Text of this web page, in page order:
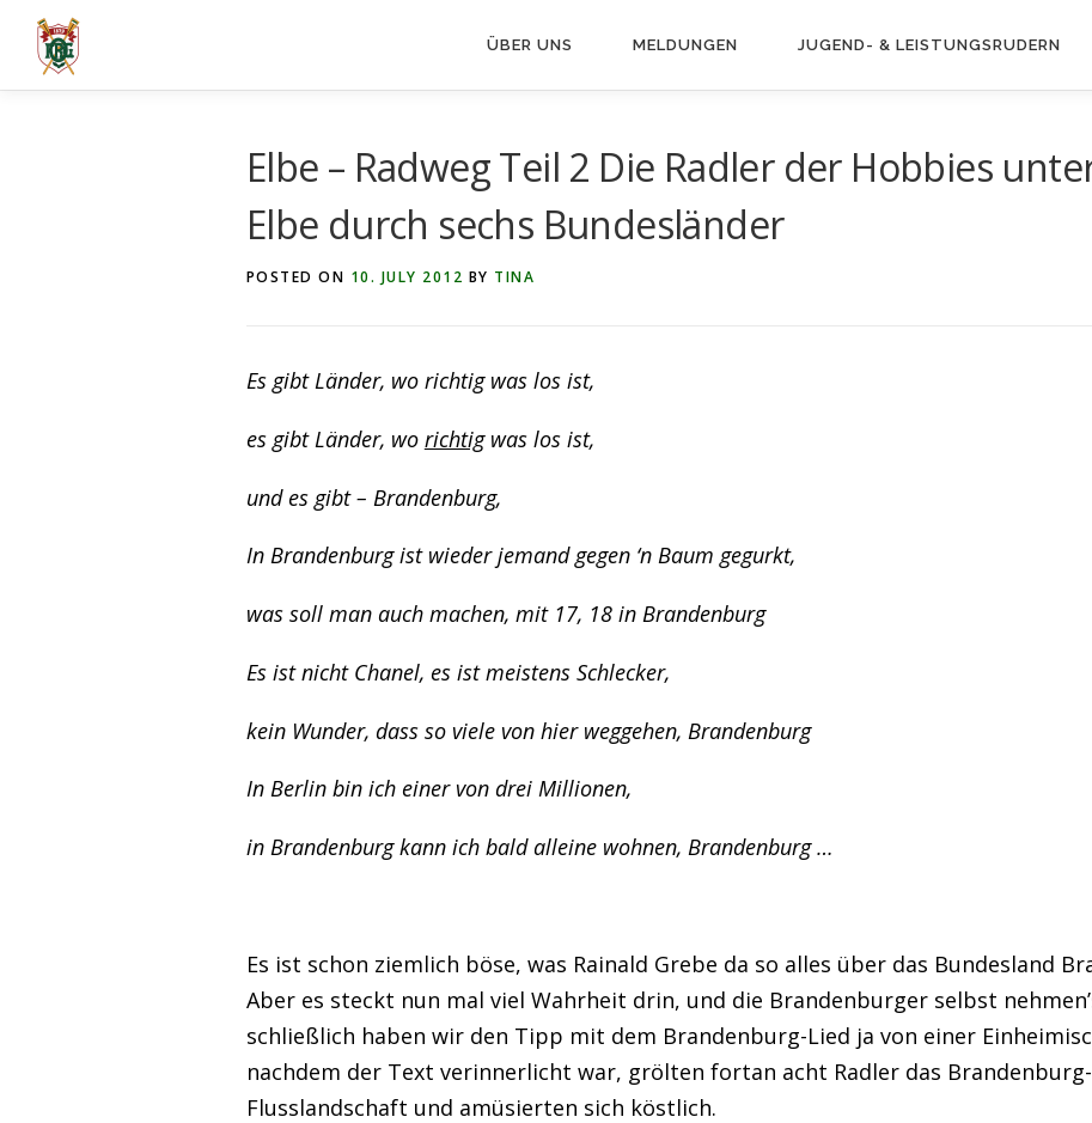
Skip
content
ÜBER UNS MELDUNGEN JUGEND- & LEISTUNGS­RUDERN
Elbe – Radweg Teil 2 Die Radler der Hobbies
Elbe durch sechs Bundesländer
POSTED ON 10. JULY 2012 BY TINA
Es gibt Länder, wo richtig was los ist,
es gibt Länder, wo richtigwas los ist,
und es gibt – Brandenburg,
In Brandenburg ist wieder jemand gegen ‘n Baum gegurkt,
was soll man auch machen, mit 17, 18 in Brandenburg
Es ist nicht Chanel, es ist meistens Schlecker,
kein Wunder, dass so viele von hier weggehen, Brandenburg
In Berlin bin ich einer von drei Millionen,
in Brandenburg kann ich bald alleine wohnen, Brandenburg …
Es ist schon ziemlich böse, was Rainald Grebe da so alles über das Bundesland
Aber es steckt nun mal viel Wahrheit drin, und die Brandenburger selbst
schließlich haben wir den Tipp mit dem Brandenburg-Lied ja von einer
nachdem der Text verinnerlicht war, grölten fortan acht Radler das
Flusslandschaft und amüsierten sich köstlich.